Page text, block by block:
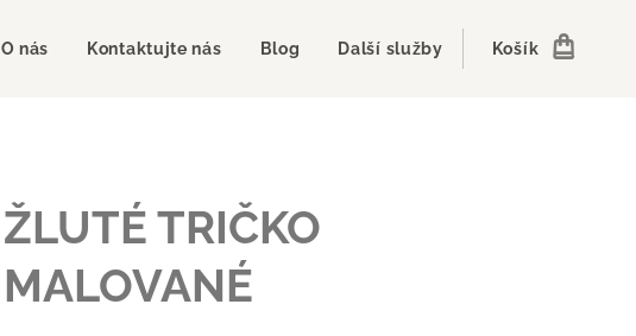
O nás Kontaktujte nás Blog Další služby Košík
ŽLUTÉ TRIČKO
MALOVANÉ